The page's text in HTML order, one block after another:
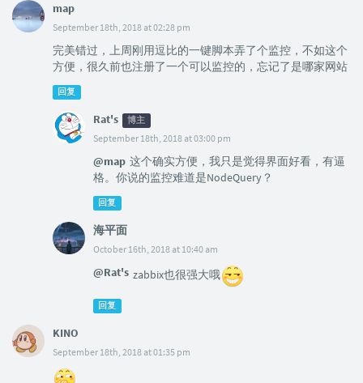
map
September 18th, 2018 at 02:28 pm
完美错过，上周刚用逗比的一键脚本弄了个监控，不如这个
方便，很久前也注册了一个可以监控的，忘记了是哪家网站
回复
Rat's 博主
September 18th, 2018 at 03:00 pm
@map 这个确实方便，我只是觉得界面好看，有逼
格。你说的监控难道是NodeQuery？
回复
海平面
October 16th, 2018 at 10:40 am
@Rat's zabbix也很强大哦
回复
KINO
September 18th, 2018 at 01:35 pm